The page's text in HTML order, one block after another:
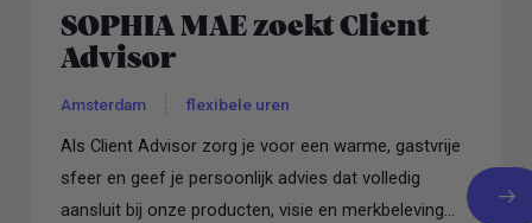
SOPHIA MAE zoekt Client
Advisor
Amsterdam flexibele uren
Als Client Advisor zorg je voor een warme, gastvrije
sfeer en geef je persoonlijk advies dat volledig
aansluit bij onze producten, visie en merkbeleving...